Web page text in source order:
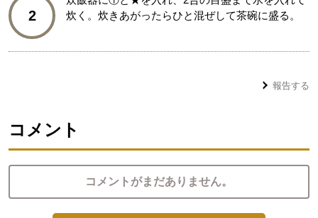
2
炊く。炊きあがったらひと混ぜして茶碗に盛る。
報告する
コメント
コメントがまだありません。